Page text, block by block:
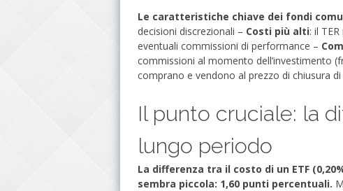
Le caratteristiche chiave dei fondi
decisioni discrezionali – Costi più alti: il
eventuali commissioni di performance –
commissioni al momento dell’investimento
comprano e vendono al prezzo di chiusura
Il punto cruciale: la
lungo periodo
La differenza tra il costo di un ETF
sembra piccola: 1,60 punti percentuali.